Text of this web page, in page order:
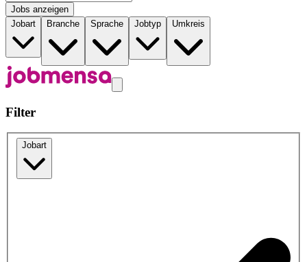
Jobs anzeigen
Jobart
Branche Sprache Jobtyp Umkreis
Filter
Jobart